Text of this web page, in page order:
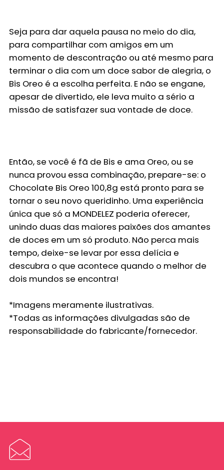
Seja para dar aquela pausa no meio do dia,
para compartilhar com amigos em um
momento de descontração ou até mesmo para
terminar o dia com um doce sabor de alegria, o
Bis Oreo é a escolha perfeita. E não se engane,
apesar de divertido, ele leva muito a sério a
missão de satisfazer sua vontade de doce.
Então, se você é fã de Bis e ama Oreo, ou se
nunca provou essa combinação, prepare-se: o
Chocolate Bis Oreo 100,8g está pronto para se
tornar o seu novo queridinho. Uma experiência
única que só a MONDELEZ poderia oferecer,
unindo duas das maiores paixões dos amantes
de doces em um só produto. Não perca mais
tempo, deixe-se levar por essa delícia e
descubra o que acontece quando o melhor de
dois mundos se encontra!
*Imagens meramente ilustrativas.
*Todas as informações divulgadas são de
responsabilidade do fabricante/fornecedor.